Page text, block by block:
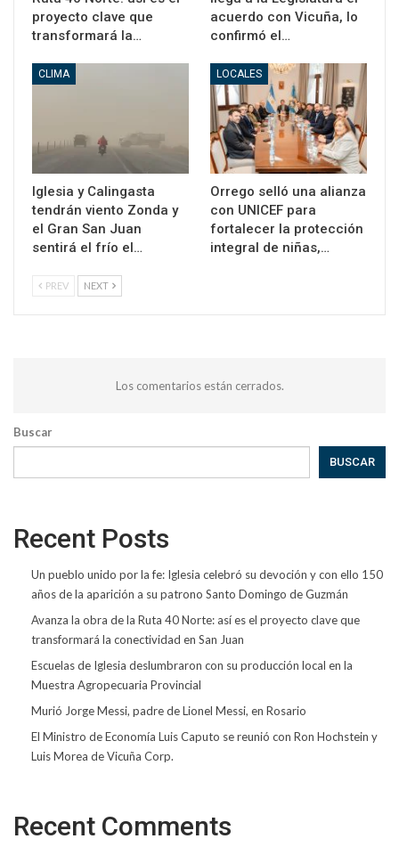
proyecto clave que
transformará la…
acuerdo con Vicuña, lo
confirmó el…
CLIMA
Iglesia y Calingasta
tendrán viento Zonda y
el Gran San Juan
sentirá el frío el…
LOCALES
Orrego selló una alianza
con UNICEF para
fortalecer la protección
integral de niñas,…
PREV NEXT
Los comentarios están cerrados.
Buscar
BUSCAR
Recent Posts
Un pueblo unido por la fe: Iglesia celebró su devoción y con ello 150
años de la aparición a su patrono Santo Domingo de Guzmán
Avanza la obra de la Ruta 40 Norte: así es el proyecto clave que
transformará la conectividad en San Juan
Escuelas de Iglesia deslumbraron con su producción local en la
Muestra Agropecuaria Provincial
Murió Jorge Messi, padre de Lionel Messi, en Rosario
El Ministro de Economía Luis Caputo se reunió con Ron Hochstein y
Luis Morea de Vicuña Corp.
Recent Comments